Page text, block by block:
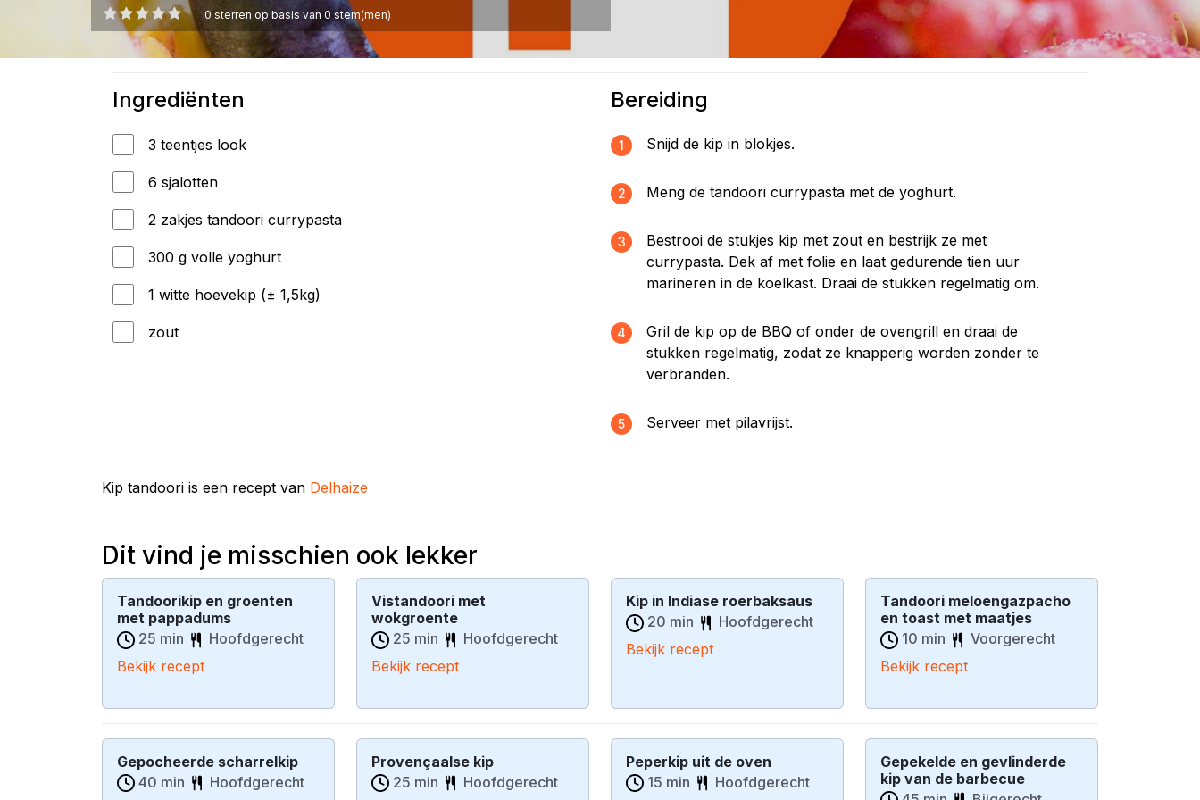
0 sterren op basis van0 stem(men)
Ingrediënten
3 teentjes look
6 sjalotten
2 zakjes tandoori currypasta
300 g volle yoghurt
1 witte hoevekip (± 1,5kg)
zout
Bereiding
1 Snijd de kip in blokjes.
2 Meng de tandoori currypasta met de yoghurt.
3
Bestrooi de stukjes kip met zout en bestrijk ze met
currypasta. Dek af met folie en laat gedurende tien uur
marineren in de koelkast. Draai de stukken regelmatig om.
4
Gril de kip op de BBQ of onder de ovengrill en draai de
stukken regelmatig, zodat ze knapperig worden zonder te
verbranden.
5 Serveer met pilavrijst.
Kip tandoori is een recept van Delhaize
Dit vind je misschien ook lekker
Tandoorikip en groenten
met pappadums
25 min
Hoofdgerecht
Bekijk recept
Vistandoori met
wokgroente
25 min
Hoofdgerecht
Bekijk recept
Kip in Indiase roerbaksaus
20 min
Hoofdgerecht
Bekijk recept
Tandoori meloengazpacho
en toast met maatjes
10 min
Voorgerecht
Bekijk recept
Gepocheerde scharrelkip
40 min
Hoofdgerecht
Provençaalse kip
25 min
Hoofdgerecht
Peperkip uit de oven
15 min
Hoofdgerecht
Gepekelde en gevlinderde
kip van de barbecue